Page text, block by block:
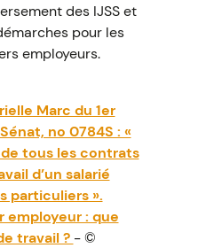
des IJSS et
pour les
employeurs.
Marc du 1er
no 0784S : «
tous les contrats
d’un salarié
particuliers ».
employeur : que
travail ? - ©